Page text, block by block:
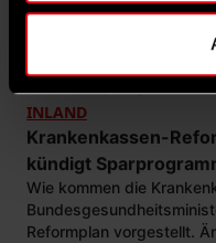
©IMAGO/Bihlmayerfotografie
INLAND
Krankenkassen-
kündigt
Wie kommen die
Reformplan vorgestellt.